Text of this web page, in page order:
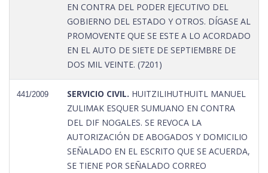
EN CONTRA DEL PODER EJECUTIVO DEL
GOBIERNO DEL ESTADO Y OTROS. DÍGASE AL
PROMOVENTE QUE SE ESTE A LO ACORDADO
EN EL AUTO DE SIETE DE SEPTIEMBRE DE
DOS MIL VEINTE. (7201)
441/2009 SERVICIO CIVIL. HUITZILIHUTHUITL MANUEL
ZULIMAK ESQUER SUMUANO EN CONTRA
DEL DIF NOGALES. SE REVOCA LA
AUTORIZACIÓN DE ABOGADOS Y DOMICILIO
SEÑALADO EN EL ESCRITO QUE SE ACUERDA,
SE TIENE POR SEÑALADO CORREO